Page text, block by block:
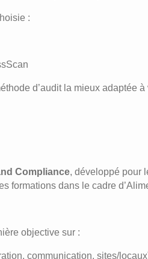
:
d’audit la mieux adaptée à
Compliance, développé pour
formations dans le cadre
objective sur :
communication, sites/